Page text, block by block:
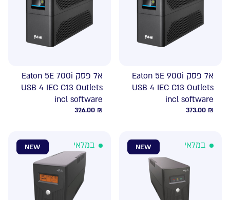
אל פסק Eaton 5E 900i
USB 4 IEC C13 Outlets
incl software
373.00 ₪
אל פסק Eaton 5E 700i
USB 4 IEC C13 Outlets
incl software
326.00 ₪
NEW במלאי NEW במלאי